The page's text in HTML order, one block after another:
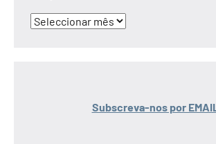
Arquivo
Subscreva-nos por EMAIL